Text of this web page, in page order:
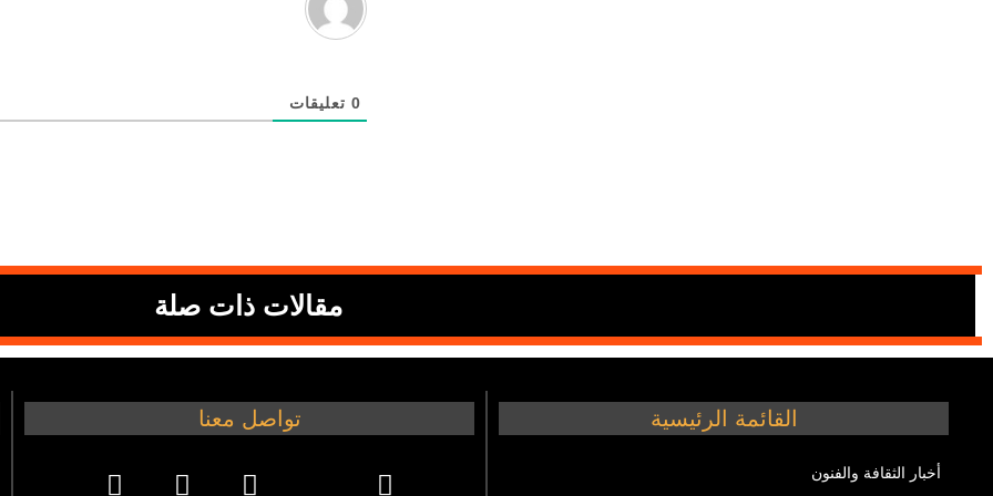
0 تعليقات
مقالات ذات صلة
القائمة الرئيسية
أخبار الثقافة والفنون
تواصل معنا